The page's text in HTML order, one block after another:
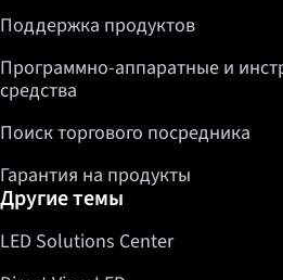
Поддержка продуктов
Программно-аппаратные и
средства
Поиск торгового посредника
Гарантия на продукты
Другие темы
LED Solutions Center